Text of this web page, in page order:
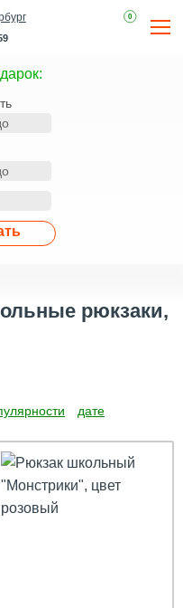
0
рюкзаки,
дате